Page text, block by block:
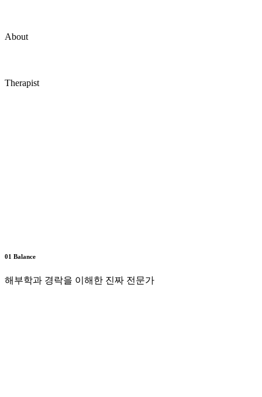
About
Therapist
01 Balance
해부학과 경락을 이해한 진짜 전문가